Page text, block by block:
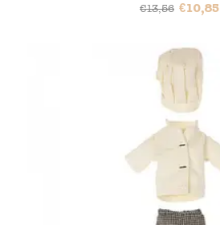
€13,56 €10,85